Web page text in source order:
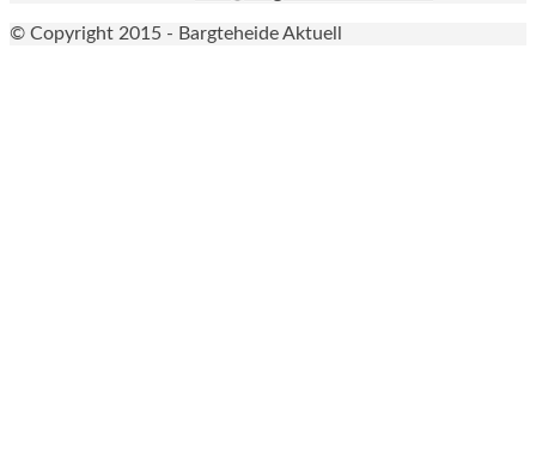
© Copyright 2015 - Bargteheide Aktuell